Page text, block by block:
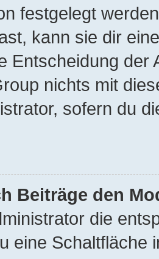
festgelegt
kann sie dir
Entscheidung der
nichts mit
sofern du
Beiträge den
die
eine Schaltfläche